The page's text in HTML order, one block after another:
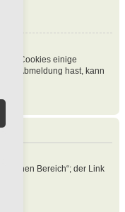
Cookies einige
Abmeldung hast, kann
Bereich“; der Link